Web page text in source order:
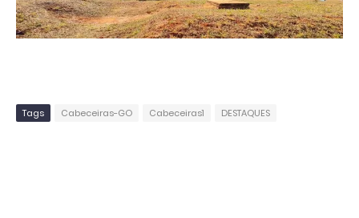
Tags Cabeceiras-GO Cabeceiras1 DESTAQUES